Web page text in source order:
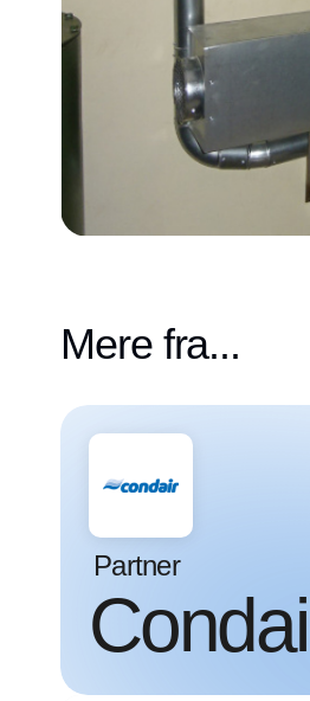
Mere fra...
Partner